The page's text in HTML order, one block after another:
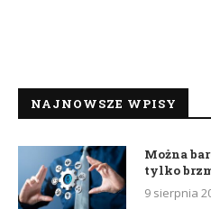
NAJNOWSZE WPISY
Można
tylko
9 sierpnia